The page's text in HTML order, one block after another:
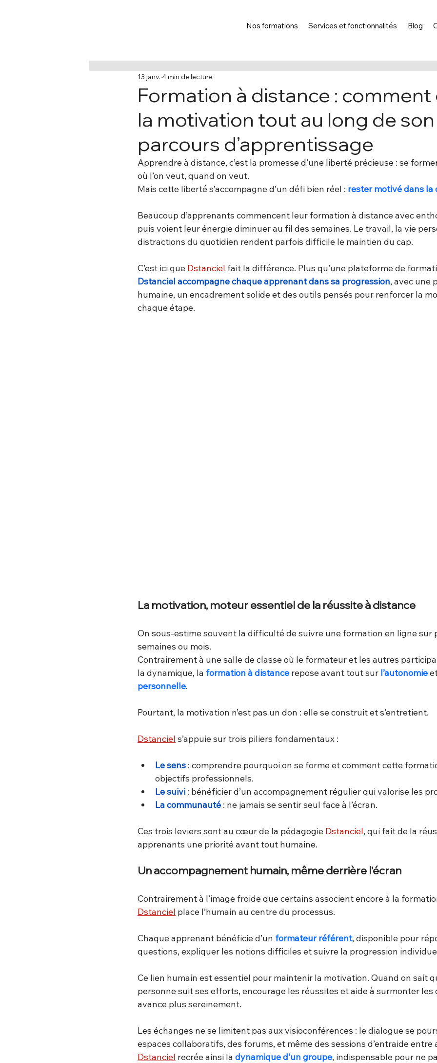
Nos formations Services et fonctionnalités Blog
Formation à distance :
la motivation tout au long de son
parcours d’apprentissage
13 janv. 4 min de lecture
Apprendre à distance, c’est la promesse d’une liberté précieuse : se
où l’on veut, quand on veut.
Mais cette liberté s’accompagne d’un défi bien réel : rester motivé dans la
Beaucoup d’apprenants commencent leur formation à distance avec
puis voient leur énergie diminuer au fil des semaines. Le travail, la vie
distractions du quotidien rendent parfois difficile le maintien du cap.
C’est ici que Dstanciel fait la différence. Plus qu’une plateforme de
Dstanciel accompagne chaque apprenant dans sa progression, avec une
humaine, un encadrement solide et des outils pensés pour renforcer la
chaque étape.
La motivation, moteur essentiel de la réussite à distance
On sous-estime souvent la difficulté de suivre une formation en ligne sur
semaines ou mois.
Contrairement à une salle de classe où le formateur et les autres
la dynamique, la formation à distance repose avant tout sur l’autonomie
personnelle.
Pourtant, la motivation n’est pas un don : elle se construit et s’entretient.
Dstanciel s’appuie sur trois piliers fondamentaux :
Le sens : comprendre pourquoi on se forme et comment cette
objectifs professionnels.
Le suivi : bénéficier d’un accompagnement régulier qui valorise les
La communauté : ne jamais se sentir seul face à l’écran.
Ces trois leviers sont au cœur de la pédagogie Dstanciel, qui fait de la
apprenants une priorité avant tout humaine.
Un accompagnement humain, même derrière l’écran
Contrairement à l’image froide que certains associent encore à la
Dstanciel place l’humain au centre du processus.
Chaque apprenant bénéficie d’un formateur référent, disponible pour
questions, expliquer les notions difficiles et suivre la progression
Ce lien humain est essentiel pour maintenir la motivation. Quand on sait
personne suit ses efforts, encourage les réussites et aide à surmonter les
avance plus sereinement.
Les échanges ne se limitent pas aux visioconférences : le dialogue se
espaces collaboratifs, des forums, et même des sessions d’entraide entre
Dstanciel recrée ainsi la dynamique d’un groupe, indispensable pour ne